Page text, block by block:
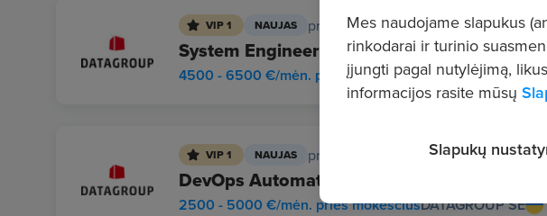
VIP 1 NAUJAS prieš 5 val.
System Engineer (all genders) Storage
DATAGROUP
4500 - 6500 €/mėn. prieš mokesčius
VIP 1 NAUJAS prieš 5 val.
DevOps Automation Engineer (all genders)
DATAGROUP SE
2500 - 5000 €/mėn. prieš mokesčius
Mes naudojame slapukus
rinkodarai ir turinio
įjungti pagal nutylėjimą,
informacijos rasite mūsų
Slapukų